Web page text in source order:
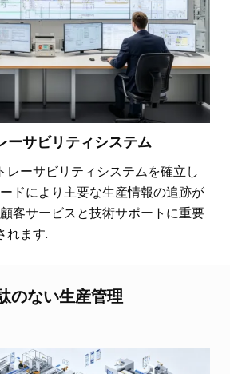
ーサビリティシステム
レーサビリティシステムを確立し
ドにより主要な生産情報の追跡が
客サービスと技術サポートに重要
れます.
のない生産管理